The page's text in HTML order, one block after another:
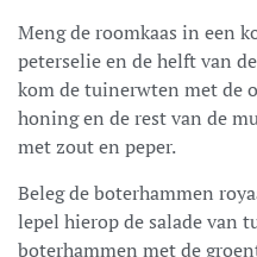
Meng de roomkaas in een
peterselie en de helft van
kom de tuinerwten met de
honing en de rest van de
met zout en peper.
Beleg de boterhammen
lepel hierop de salade van
boterhammen met de